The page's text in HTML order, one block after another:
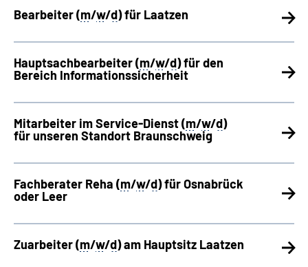
Bearbeiter (m/w/d) für Laatzen
Hauptsachbearbeiter (m/w/d) für den
Bereich Informationssicherheit
Mitarbeiter im Service-Dienst (m/w/d)
für unseren Standort Braunschweig
Fachberater Reha (m/w/d) für Osnabrück
oder Leer
Zuarbeiter (m/w/d) am Hauptsitz Laatzen